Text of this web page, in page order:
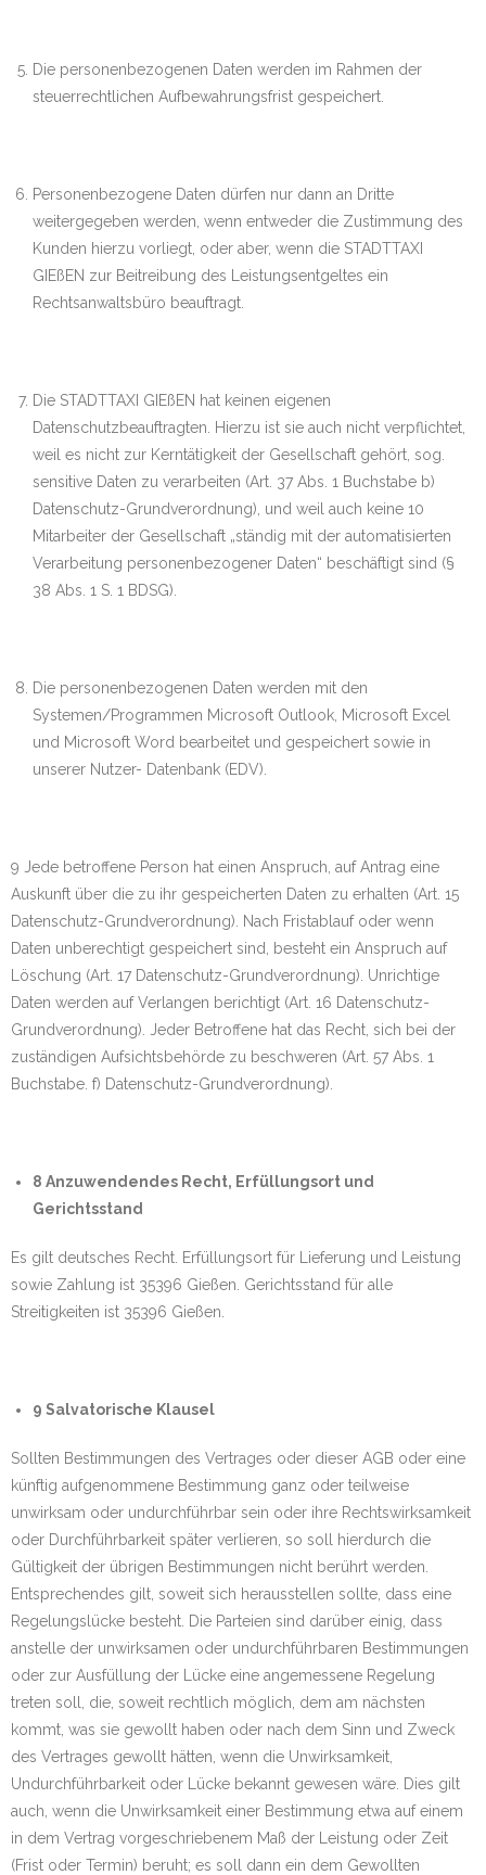
Die personenbezogenen Daten werden im Rahmen der
steuerrechtlichen Aufbewahrungsfrist gespeichert.
Personenbezogene Daten dürfen nur dann an Dritte
weitergegeben werden, wenn entweder die Zustimmung des
Kunden hierzu vorliegt, oder aber, wenn die STADTTAXI
GIEßEN zur Beitreibung des Leistungsentgeltes ein
Rechtsanwaltsbüro beauftragt.
Die STADTTAXI GIEßEN hat keinen eigenen
Datenschutzbeauftragten. Hierzu ist sie auch nicht verpflichtet,
weil es nicht zur Kerntätigkeit der Gesellschaft gehört, sog.
sensitive Daten zu verarbeiten (Art. 37 Abs. 1 Buchstabe b)
Datenschutz-Grundverordnung), und weil auch keine 10
Mitarbeiter der Gesellschaft „ständig mit der automatisierten
Verarbeitung personenbezogener Daten“ beschäftigt sind (§
38 Abs. 1 S. 1 BDSG).
Die personenbezogenen Daten werden mit den
Systemen/Programmen Microsoft Outlook, Microsoft Excel
und Microsoft Word bearbeitet und gespeichert sowie in
unserer Nutzer- Datenbank (EDV).
9 Jede betroffene Person hat einen Anspruch, auf Antrag eine
Auskunft über die zu ihr gespeicherten Daten zu erhalten (Art. 15
Datenschutz-Grundverordnung). Nach Fristablauf oder wenn
Daten unberechtigt gespeichert sind, besteht ein Anspruch auf
Löschung (Art. 17 Datenschutz-Grundverordnung). Unrichtige
Daten werden auf Verlangen berichtigt (Art. 16 Datenschutz-
Grundverordnung). Jeder Betroffene hat das Recht, sich bei der
zuständigen Aufsichtsbehörde zu beschweren (Art. 57 Abs. 1
Buchstabe. f) Datenschutz-Grundverordnung).
8 Anzuwendendes Recht, Erfüllungsort und
Gerichtsstand
Es gilt deutsches Recht. Erfüllungsort für Lieferung und Leistung
sowie Zahlung ist 35396 Gießen. Gerichtsstand für alle
Streitigkeiten ist 35396 Gießen.
9 Salvatorische Klausel
Sollten Bestimmungen des Vertrages oder dieser AGB oder eine
künftig aufgenommene Bestimmung ganz oder teilweise
unwirksam oder undurchführbar sein oder ihre Rechtswirksamkeit
oder Durchführbarkeit später verlieren, so soll hierdurch die
Gültigkeit der übrigen Bestimmungen nicht berührt werden.
Entsprechendes gilt, soweit sich herausstellen sollte, dass eine
Regelungslücke besteht. Die Parteien sind darüber einig, dass
anstelle der unwirksamen oder undurchführbaren Bestimmungen
oder zur Ausfüllung der Lücke eine angemessene Regelung
treten soll, die, soweit rechtlich möglich, dem am nächsten
kommt, was sie gewollt haben oder nach dem Sinn und Zweck
des Vertrages gewollt hätten, wenn die Unwirksamkeit,
Undurchführbarkeit oder Lücke bekannt gewesen wäre. Dies gilt
auch, wenn die Unwirksamkeit einer Bestimmung etwa auf einem
in dem Vertrag vorgeschriebenem Maß der Leistung oder Zeit
(Frist oder Termin) beruht; es soll dann ein dem Gewollten